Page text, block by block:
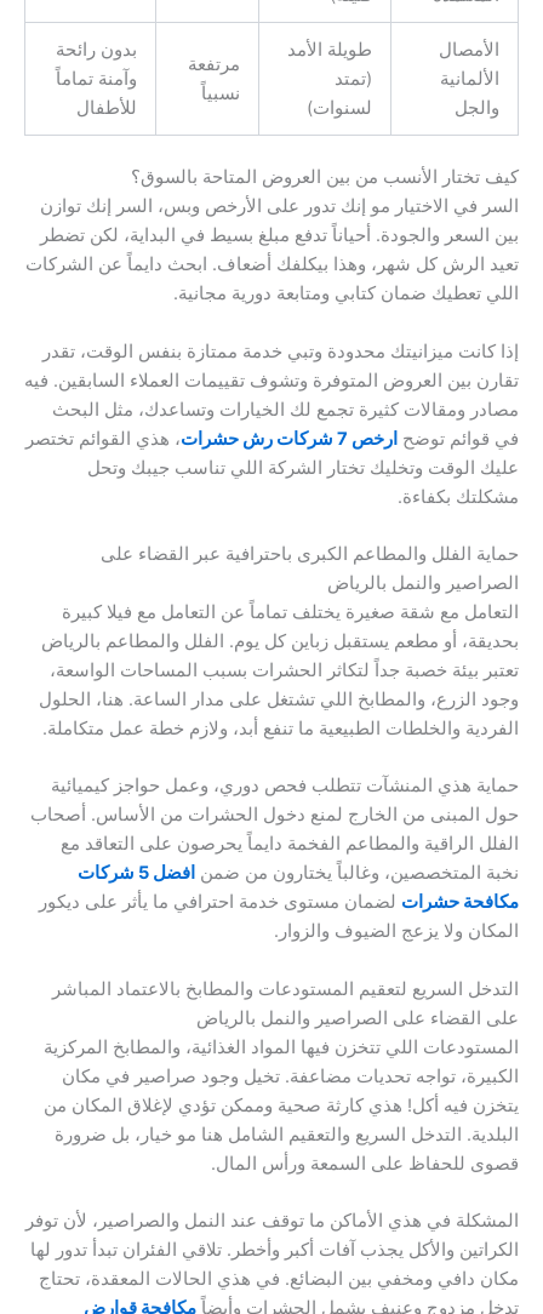
الأمصال
الألمانية
والجل
طويلة الأمد
(تمتد
لسنوات)
مرتفعة
نسبياً
بدون رائحة
وآمنة تماماً
للأطفال
كيف تختار الأنسب من بين العروض المتاحة بالسوق؟
السر في الاختيار مو إنك تدور على الأرخص وبس، السر إنك توازن
بين السعر والجودة. أحياناً تدفع مبلغ بسيط في البداية، لكن تضطر
تعيد الرش كل شهر، وهذا بيكلفك أضعاف. ابحث دايماً عن الشركات
اللي تعطيك ضمان كتابي ومتابعة دورية مجانية.
إذا كانت ميزانيتك محدودة وتبي خدمة ممتازة بنفس الوقت، تقدر
تقارن بين العروض المتوفرة وتشوف تقييمات العملاء السابقين. فيه
مصادر ومقالات كثيرة تجمع لك الخيارات وتساعدك، مثل البحث
في قوائم توضح ارخص 7 شركات رش حشرات
، هذي القوائم تختصر
عليك الوقت وتخليك تختار الشركة اللي تناسب جيبك وتحل
مشكلتك بكفاءة.
حماية الفلل والمطاعم الكبرى باحترافية عبر القضاء على
الصراصير والنمل بالرياض
التعامل مع شقة صغيرة يختلف تماماً عن التعامل مع فيلا كبيرة
بحديقة، أو مطعم يستقبل زباين كل يوم. الفلل والمطاعم بالرياض
تعتبر بيئة خصبة جداً لتكاثر الحشرات بسبب المساحات الواسعة،
وجود الزرع، والمطابخ اللي تشتغل على مدار الساعة. هنا، الحلول
الفردية والخلطات الطبيعية ما تنفع أبد، ولازم خطة عمل متكاملة.
حماية هذي المنشآت تتطلب فحص دوري، وعمل حواجز كيميائية
حول المبنى من الخارج لمنع دخول الحشرات من الأساس. أصحاب
الفلل الراقية والمطاعم الفخمة دايماً يحرصون على التعاقد مع
نخبة المتخصصين، وغالباً يختارون من ضمن
افضل 5 شركات
مكافحة حشرات لضمان مستوى خدمة احترافي ما يأثر على ديكور
المكان ولا يزعج الضيوف والزوار.
التدخل السريع لتعقيم المستودعات والمطابخ بالاعتماد المباشر
على القضاء على الصراصير والنمل بالرياض
المستودعات اللي تتخزن فيها المواد الغذائية، والمطابخ المركزية
الكبيرة، تواجه تحديات مضاعفة. تخيل وجود صراصير في مكان
يتخزن فيه أكل! هذي كارثة صحية وممكن تؤدي لإغلاق المكان من
البلدية. التدخل السريع والتعقيم الشامل هنا مو خيار، بل ضرورة
قصوى للحفاظ على السمعة ورأس المال.
المشكلة في هذي الأماكن ما توقف عند النمل والصراصير، لأن توفر
الكراتين والأكل يجذب آفات أكبر وأخطر. تلاقي الفئران تبدأ تدور لها
مكان دافي ومخفي بين البضائع. في هذي الحالات المعقدة، تحتاج
تدخل مزدوج وعنيف يشمل الحشرات وأيضاً مكافحة قوارض